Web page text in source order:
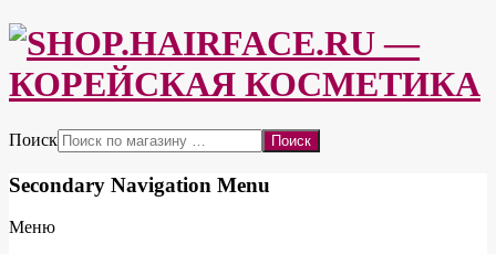
Поиск
Secondary Navigation Menu
Меню